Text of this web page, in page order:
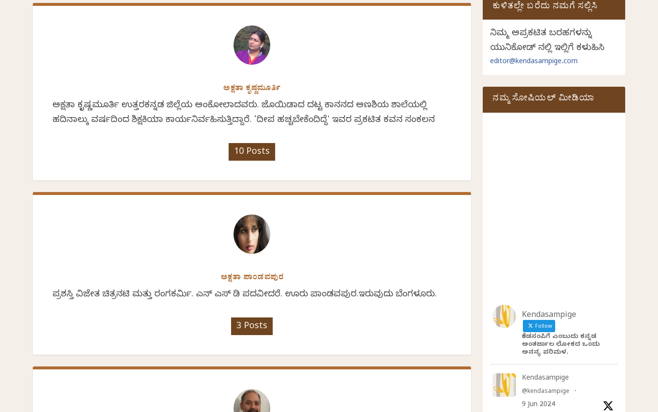
ಅಕ್ಷತಾ ಕೃಷ್ಣಮೂರ್ತಿ
ಅಕ್ಷತಾ ಕೃಷ್ಣಮೂರ್ತಿ ಉತ್ತರಕನ್ನಡ ಜಿಲ್ಲೆಯ ಅಂಕೋಲಾದವರು. ಜೊಯಿಡಾದ ದಟ್ಟ ಕಾನನದ ಅಣಶಿಯ ಶಾಲೆಯಲ್ಲಿ
ಹದಿನಾಲ್ಕು ವರ್ಷದಿಂದ ಶಿಕ್ಷಕಿಯಾಗಿ ಕಾರ್ಯನಿರ್ವಹಿಸುತ್ತಿದ್ದಾರೆ. ‘ದೀಪ ಹಚ್ಚಬೇಕೆಂದಿದ್ದೆʼ ಇವರ ಪ್ರಕಟಿತ ಕವನ ಸಂಕಲನ
10 Posts
ಅಕ್ಷತಾ ಪಾಂಡವಪುರ
ಪ್ರಶಸ್ತಿ ವಿಜೇತ ಚಿತ್ರನಟಿ ಮತ್ತು ರಂಗಕರ್ಮಿ. ಎನ್ ಎಸ್ ಡಿ ಪದವೀದರೆ. ಊರು ಪಾಂಡವಪುರ.ಇರುವುದು ಬೆಂಗಳೂರು.
3 Posts
ಕುಳಿತಲ್ಲೇ ಬರೆದು ನಮಗೆ ಸಲ್ಲಿಸಿ
ನಿಮ್ಮ ಅಪ್ರಕಟಿತ ಬರಹಗಳನ್ನು
ಯುನಿಕೋಡ್ ನಲ್ಲಿ ಇಲ್ಲಿಗೆ ಕಳುಹಿಸಿ
editor@kendasampige.com
ನಮ್ಮ ಸೋಷಿಯಲ್‌ ಮೀಡಿಯಾ
Kendasampige
Follow
ಕೆಂಡಸಂಪಿಗೆ ಎಂಬುದು ಕನ್ನಡ
ಅಂತರ್ಜಾಲ ಲೋಕದ ಒಂದು
ಅನನ್ಯ ಪರಿಮಳ.
Kendasampige
@kendasampige ·
9 Jun 2024